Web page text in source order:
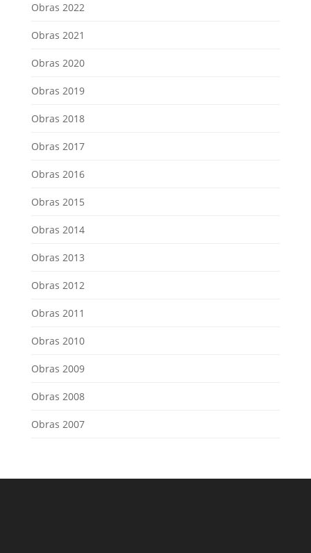
Obras 2022
Obras 2021
Obras 2020
Obras 2019
Obras 2018
Obras 2017
Obras 2016
Obras 2015
Obras 2014
Obras 2013
Obras 2012
Obras 2011
Obras 2010
Obras 2009
Obras 2008
Obras 2007